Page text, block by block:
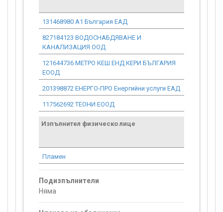
131468980 А1 България ЕАД
827184123 ВОДОСНАБДЯВАНЕ И
КАНАЛИЗАЦИЯ ООД
121644736 МЕТРО КЕШ ЕНД КЕРИ БЪЛГАРИЯ
ЕООД
201398872 ЕНЕРГО-ПРО Енергийни услуги ЕАД
117562692 ТЕОНИ ЕООД
Изпълнител физическо лице
Пламен
Подизпълнители
Няма